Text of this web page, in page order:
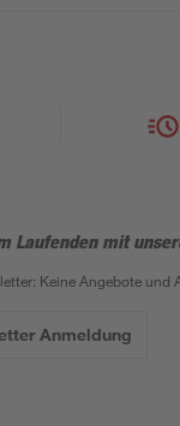
Laufenden mit
Keine Angebote und
Anmeldung